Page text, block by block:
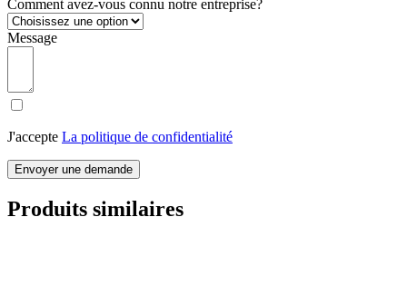
Comment avez-vous connu notre entreprise?
Message
J'accepte La politique de confidentialité
Envoyer une demande
Produits similaires